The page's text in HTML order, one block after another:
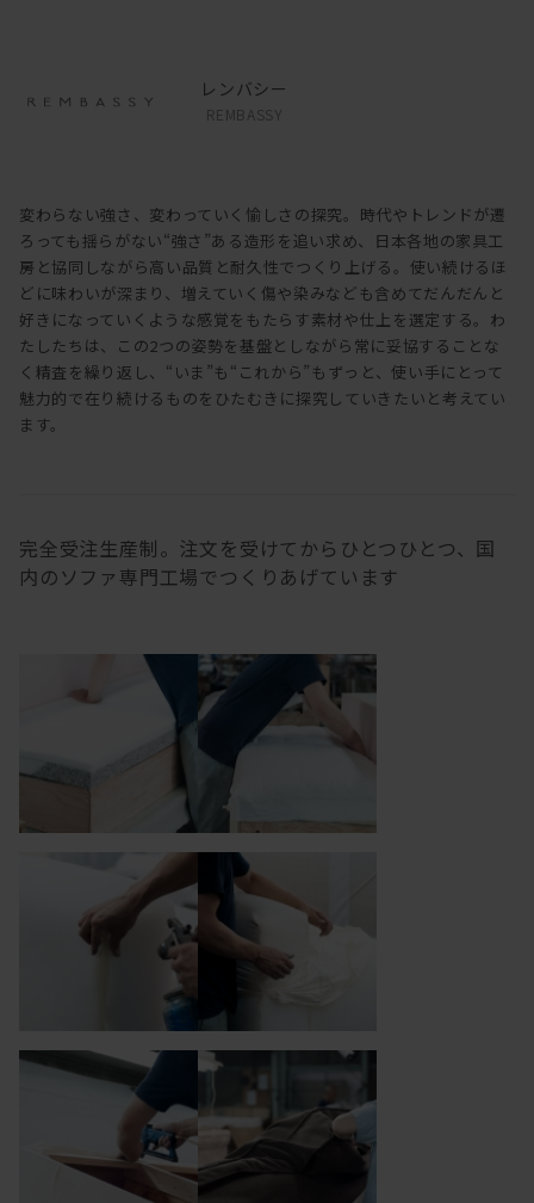
レンバシー
REMBASSY
変わらない強さ、変わっていく愉しさの探究。時代やトレンドが遷
ろっても揺らがない“強さ”ある造形を追い求め、日本各地の家具工
房と協同しながら高い品質と耐久性でつくり上げる。使い続けるほ
どに味わいが深まり、増えていく傷や染みなども含めてだんだんと
好きになっていくような感覚をもたらす素材や仕上を選定する。わ
たしたちは、この2つの姿勢を基盤としながら常に妥協することな
く精査を繰り返し、“いま”も“これから”もずっと、使い手にとって
魅力的で在り続けるものをひたむきに探究していきたいと考えてい
ます。
完全受注生産制。注文を受けてからひとつひとつ、国
内のソファ専門工場でつくりあげています